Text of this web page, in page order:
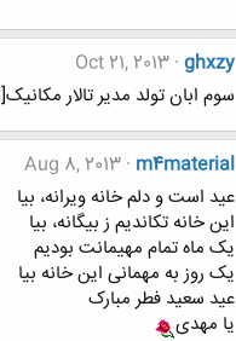
ghxzy
Oct 21, 2013
سوم ابان تولد مدیر تالار مکانیک[IMG]
m4material
Aug 8, 2013
عید است و دلم خانه ویرانه، بیا
این خانه تکاندیم ز بیگانه، بیا
یک ماه تمام مهیمانت بودیم
یک روز به مهمانی این خانه بیا
عید سعید فطر مبارک
یا مهدی